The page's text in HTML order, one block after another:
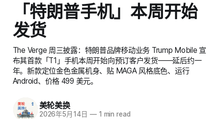
「特朗普手机」本周开始
发货
The Verge 周三披露：特朗普品牌移动业务 Trump Mobile 宣
布其首款「T1」手机本周开始向预订客户发货——延后约一
年。新款定位金色金属机身、贴 MAGA 风格底色、运行
Android、价格 499 美元。
美轮美换
2026年5月14日 —1 min read